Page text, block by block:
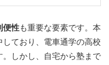
便性も重要な要素です。本
ており、電車通学の高校
しかし、自宅から塾まで